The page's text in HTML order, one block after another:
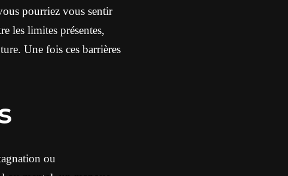
pourriez vous sentir
les limites présentes,
Une fois ces barrières
ou